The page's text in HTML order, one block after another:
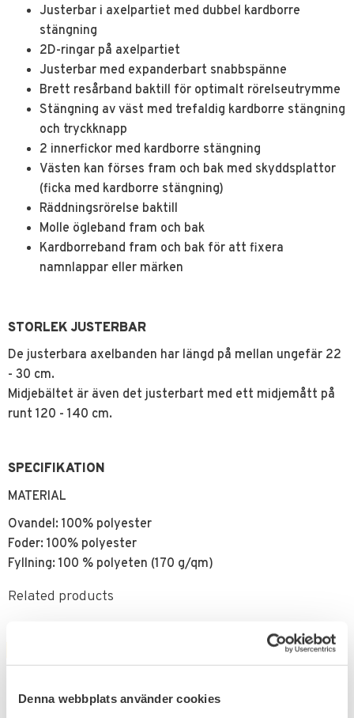
Denna webbplats använder cookies
Justerbar i axelpartiet med dubbel kardborre
stängning
2D-ringar på axelpartiet
Justerbar med expanderbart snabbspänne
Brett resårband baktill för optimalt rörelseutrymme
Stängning av väst med trefaldig kardborre stängning
och tryckknapp
2 innerfickor med kardborre stängning
Västen kan förses fram och bak med skyddsplattor
(ficka med kardborre stängning)
Räddningsrörelse baktill
Molle ögleband fram och bak
Kardborreband fram och bak för att fixera
namnlappar eller märken
STORLEK JUSTERBAR
De justerbara axelbanden har längd på mellan ungefär 22
- 30 cm.
Midjebältet är även det justerbart med ett midjemått på
runt 120 - 140 cm.
SPECIFIKATION
MATERIAL
Ovandel: 100% polyester
Foder: 100% polyester
Fyllning: 100 % polyeten (170 g/qm)
Related products